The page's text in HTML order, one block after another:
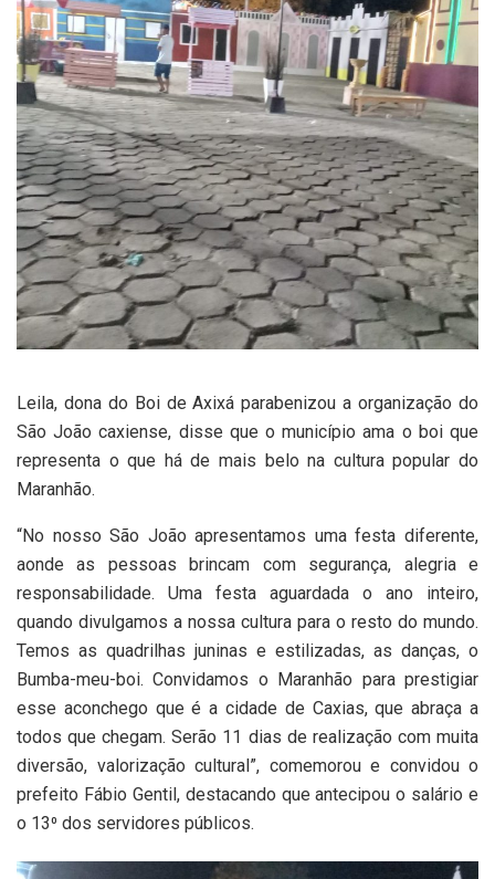
Leila, dona do Boi de Axixá parabenizou a organização do
São João caxiense, disse que o município ama o boi que
representa o que há de mais belo na cultura popular do
Maranhão.
“No nosso São João apresentamos uma festa diferente,
aonde as pessoas brincam com segurança, alegria e
responsabilidade. Uma festa aguardada o ano inteiro,
quando divulgamos a nossa cultura para o resto do mundo.
Temos as quadrilhas juninas e estilizadas, as danças, o
Bumba-meu-boi. Convidamos o Maranhão para prestigiar
esse aconchego que é a cidade de Caxias, que abraça a
todos que chegam. Serão 11 dias de realização com muita
diversão, valorização cultural”, comemorou e convidou o
prefeito Fábio Gentil, destacando que antecipou o salário e
o 13⁰ dos servidores públicos.